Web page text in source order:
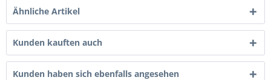
Ähnliche Artikel
Kunden kauften auch
Kunden haben sich ebenfalls angesehen